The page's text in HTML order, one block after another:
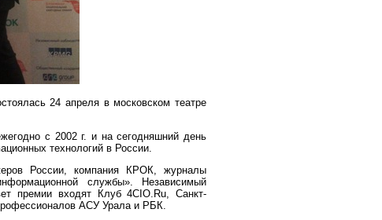
24 апреля в московском театре
с 2002 г. и на сегодняшний день
технологий в России.
России, компания КРОК, журналы
службы». Независимый
премии входят Клуб 4CIO.Ru, Санкт-
АСУ Урала и РБК.